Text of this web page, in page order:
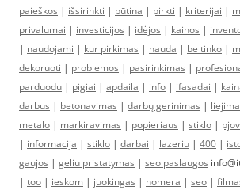
paieškos | išsirinkti | būtina | pirkti | kriterijai |
privalumai | investicijos | idėjos | kainos |
| naudojami | kur pirkimas | nauda | be tinko |
dekoruoti | problemos | pasirinkimas |
parduodu | pigiai | apdaila | info | ifasadai |
darbus | betonavimas | darbų gerinimas |
metalo | markiravimas | popieriaus | stiklo |
| informacija | stiklo | darbai | lazeriu | 400 |
gaujos | geliu pristatymas | seo paslaugos
| too | ieskom | juokingas | nomera | seo |